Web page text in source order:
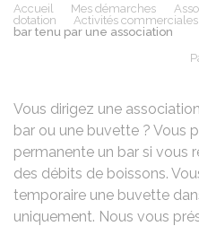
Accueil Mes démarches
dotation
Activités
bar tenu par une association
Vous dirigez une
bar ou une buvette ? Vous
permanente un bar si vous
des débits de boissons.
temporaire une buvette
uniquement. Nous vous